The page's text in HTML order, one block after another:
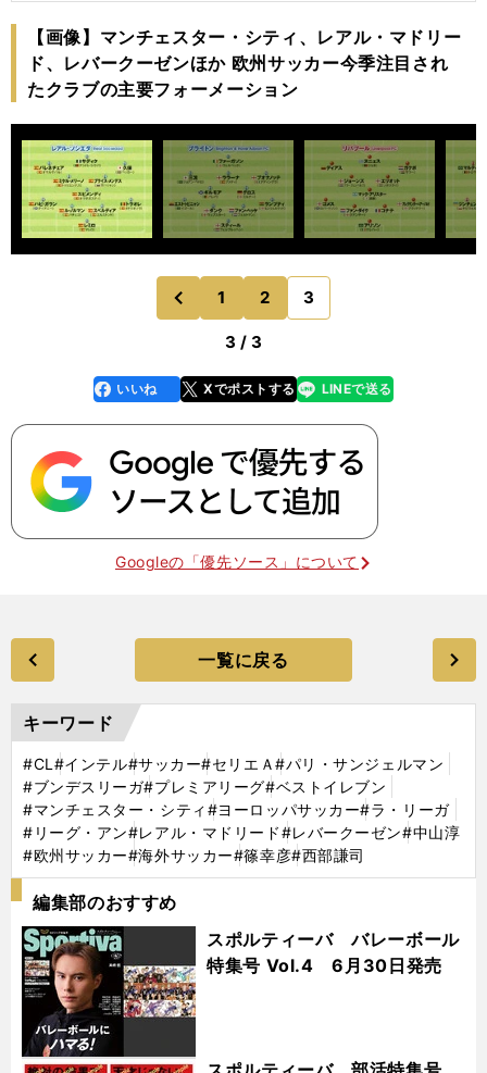
【画像】マンチェスター・シティ、レアル・マドリー
ド、レバークーゼンほか 欧州サッカー今季注目され
たクラブの主要フォーメーション
前
のページへ
1 2 3
3 / 3
faceboo
k
いいね Xでポストする
line LINEで送る
Googleの「優先ソース」について
一覧に戻る
キーワード
#CL #インテル#サッカー#セリエＡ#パリ・サンジェルマン
#ブンデスリーガ#プレミアリーグ#ベストイレブン
#マンチェスター・シティ #ヨーロッパサッカー#ラ・リーガ
#リーグ・アン#レアル・マドリード#レバークーゼン#中山淳
#欧州サッカー#海外サッカー#篠幸彦#西部謙司
編集部のおすすめ
スポルティーバ バレーボール
特集号 Vol.4 6月30日発売